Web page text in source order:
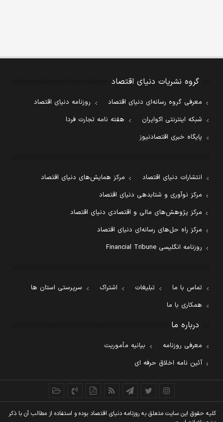
گروه نشریات دنیای اقتصاد
معرفی گروه رسانه‌ای دنیای اقتصاد
روزنامه دنیای اقتصاد
شبکه اینترنتی اکوایران
هفته نامه تجارت فردا
پایگاه خبری اقتصادنیوز
انتشارات دنیای اقتصاد
مرکز همایش‌های دنیای اقتصاد
مرکز نوآوری و شتابدهی دنیای اقتصاد
مرکز پژوهش‌های مالی و اقتصادی دنیای اقتصاد
مرکز راه حل‌های رسانه‌ای دنیای اقتصاد
روزنامه انگلیسی Financial Tribune
تماس با ما تبلیغات اشتراک
سرپرستی استان ها
همکاری با ما
درباره ما
معرفی روزنامه
بیانیه مأموریت
آئین نامه اخلاق حرفه ای
کليه حقوق اين سايت متعلق به روزنامه دنيای اقتصاد بوده و استفاده از مطالب آن با ذکر